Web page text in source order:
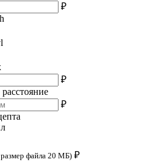
₽
₽
₽
файла 20 МБ) ₽